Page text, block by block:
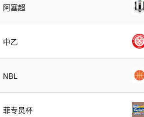
阿塞超
中乙
NBL
菲专员杯